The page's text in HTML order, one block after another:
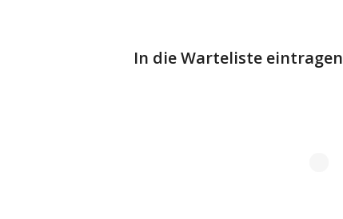
In die Warteliste eintragen